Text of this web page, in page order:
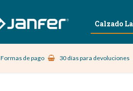
Vestuario Laboral Calzado
Formas de pago 30 días para devoluciones